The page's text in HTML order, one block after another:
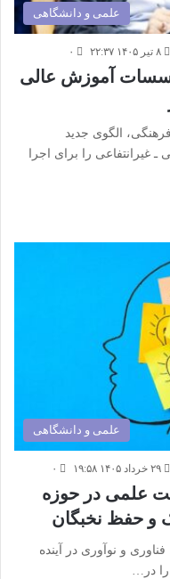
علمی و دانشگاهی
۸ تیر ۱۴۰۵ ۲۲:۳۷ ۰
آموزش عالی
الگوی جدید
غیرانتفاعی را برای اجرا
علمی و دانشگاهی
۲۹ خرداد ۱۴۰۵ ۱۹:۵۸ ۰
علمی در حوزه
و حفظ نخبگان
و نوآوری در آینده
در…